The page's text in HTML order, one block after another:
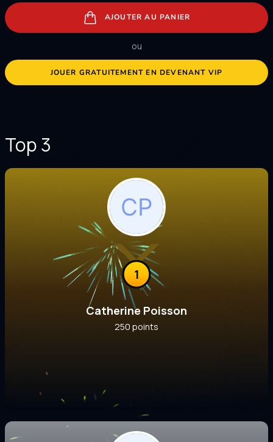
AJOUTER AU PANIER
ou
JOUER GRATUITEMENT EN DEVENANT VIP
Top 3
1
Catherine Poisson
250 points